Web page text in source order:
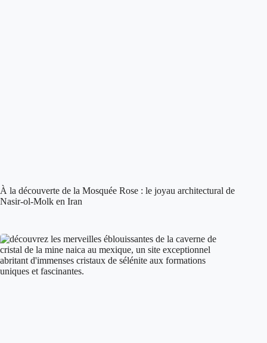
À la découverte de la Mosquée Rose : le joyau architectural de
Nasir-ol-Molk en Iran